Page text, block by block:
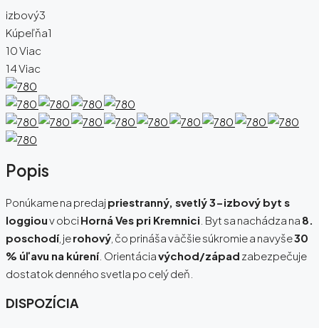
izbový3
Kúpeľňa1
10 Viac
14 Viac
Popis
Ponúkame na predaj priestranný, svetlý 3-izbový byt s
loggiouv obci Horná Ves pri Kremnici . Byt sa nachádza na 8.
poschodí, jerohový , čo prináša väčšie súkromie a navyše30
% úľavu na kúrení. Orientáciavýchod/západ zabezpečuje
dostatok denného svetla po celý deň.
DISPOZÍCIA